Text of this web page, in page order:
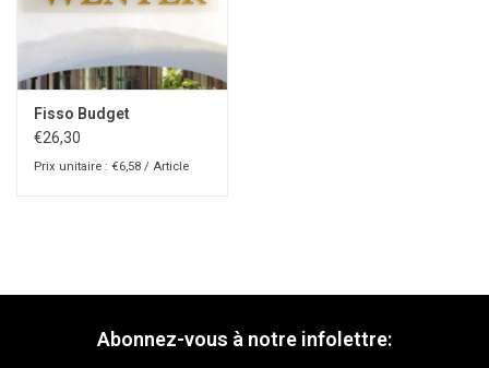
Fisso Budget
€26,30
Prix unitaire : €6,58 / Article
Abonnez-vous à notre infolettre: